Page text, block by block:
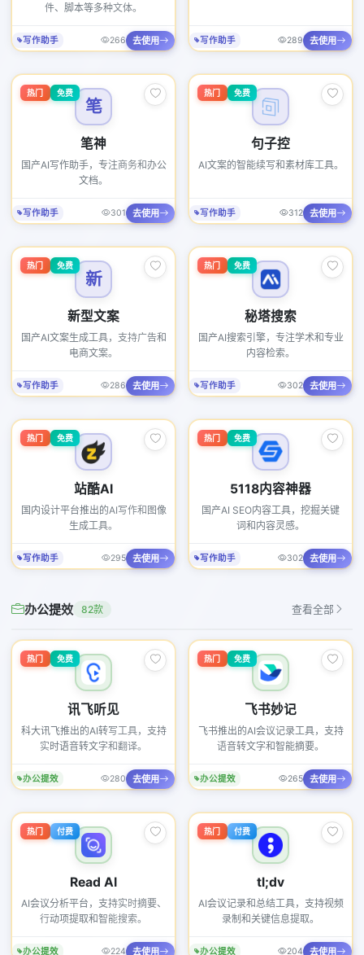
件、脚本等多种文体。
写作助手 266 去使用 写作助手 289 去使用
笔
热门 免费
笔神
国产AI写作助手，专注商务和办公
文档。
写作助手 301 去使用
热门 免费
句子控
AI文案的智能续写和素材库工具。
写作助手 312 去使用
新
热门 免费
新型文案
国产AI文案生成工具，支持广告和
电商文案。
写作助手 286 去使用
热门 免费
秘塔搜索
国产AI搜索引擎，专注学术和专业
内容检索。
写作助手 302 去使用
热门 免费
站酷AI
国内设计平台推出的AI写作和图像
生成工具。
写作助手 295 去使用
热门 免费
5118内容神器
国产AI SEO内容工具，挖掘关键
词和内容灵感。
写作助手 302 去使用
办公提效 82款 查看全部
热门 免费
讯飞听见
科大讯飞推出的AI转写工具，支持
实时语音转文字和翻译。
办公提效 280 去使用
热门 免费
飞书妙记
飞书推出的AI会议记录工具，支持
语音转文字和智能摘要。
办公提效 265 去使用
热门 付费
Read AI
AI会议分析平台，支持实时摘要、
行动项提取和智能搜索。
办公提效 224 去使用
热门 付费
tl;dv
AI会议记录和总结工具，支持视频
录制和关键信息提取。
办公提效 204 去使用